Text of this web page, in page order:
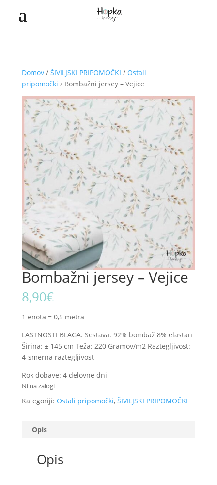
Domov/ ŠIVILJSKI PRIPOMOČKI / Ostali
pripomočki / Bombažni jersey – Vejice
Bombažni jersey – Vejice
8,90€
1 enota = 0,5 metra
LASTNOSTI BLAGA: Sestava: 92% bombaž 8% elastan
Širina: ± 145 cm Teža: 220 Gramov/m2 Raztegljivost:
4-smerna raztegljivost
Rok dobave: 4 delovne dni.
Ni na zalogi
Kategoriji: Ostali pripomočki, ŠIVILJSKI PRIPOMOČKI
Opis
Opis